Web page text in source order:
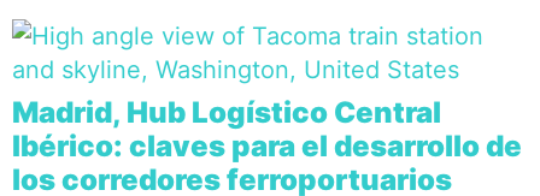
Madrid, Hub Logístico Central
Ibérico: claves para el desarrollo de
los corredores ferroportuarios